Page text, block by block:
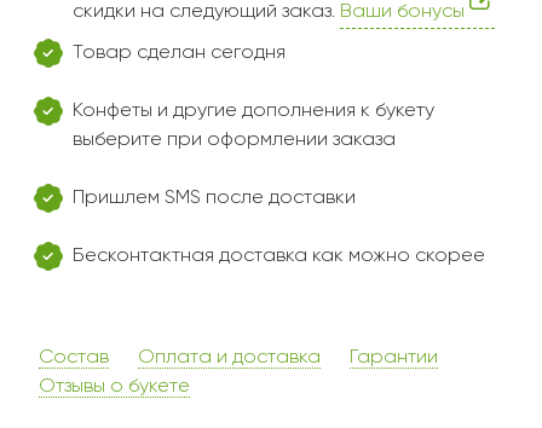
скидки на следующий заказ. Ваши бонусы
Товар сделан сегодня
Конфеты и другие дополнения к букету
выберите при оформлении заказа
Пришлем SMS после доставки
Бесконтактная доставка как можно скорее
Состав Оплата и доставка
Гарантии
Отзывы о букете